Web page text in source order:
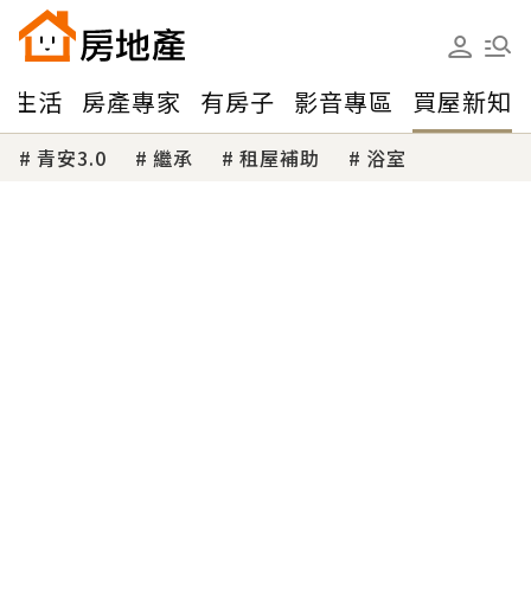
生活 房產專家 有房子 影音專區 買屋新知
青安3.0 繼承 租屋補助 浴室